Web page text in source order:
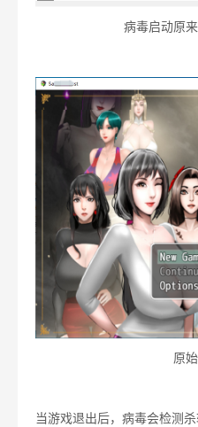
病毒启动原
原
当游戏退出后，病毒会检测